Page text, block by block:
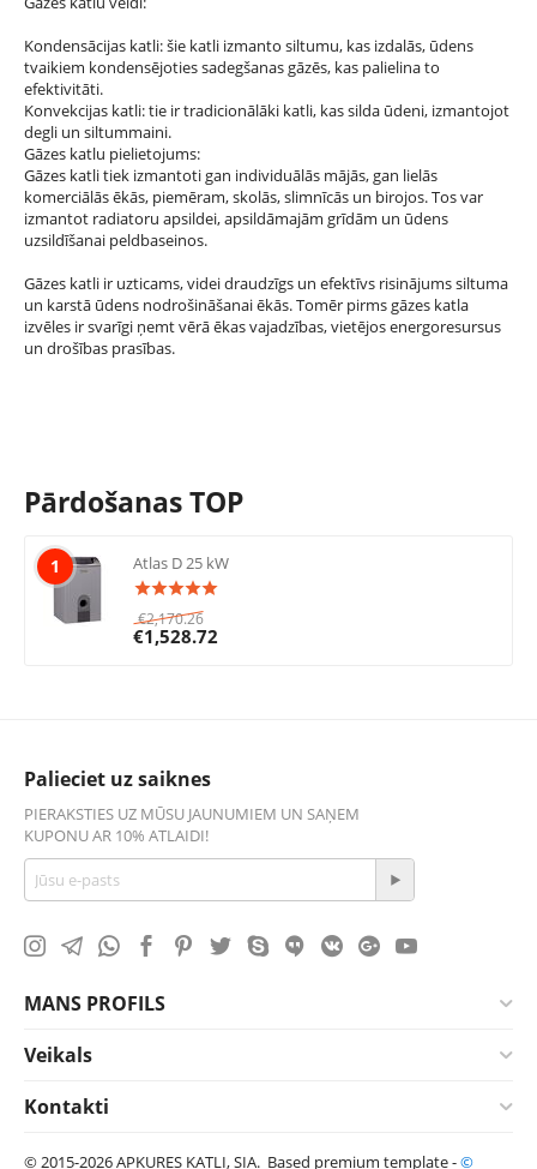
Kondensācijas katli: šie katli izmanto siltumu, kas izdalās, ūdens
tvaikiem kondensējoties sadegšanas gāzēs, kas palielina to
efektivitāti.
Konvekcijas katli: tie ir tradicionālāki katli, kas silda ūdeni, izmantojot
degli un siltummaini.
Gāzes katlu pielietojums:
Gāzes katli tiek izmantoti gan individuālās mājās, gan lielās
komerciālās ēkās, piemēram, skolās, slimnīcās un birojos. Tos var
izmantot radiatoru apsildei, apsildāmajām grīdām un ūdens
uzsildīšanai peldbaseinos.
Gāzes katli ir uzticams, videi draudzīgs un efektīvs risinājums siltuma
un karstā ūdens nodrošināšanai ēkās. Tomēr pirms gāzes katla
izvēles ir svarīgi ņemt vērā ēkas vajadzības, vietējos energoresursus
un drošības prasības.
Pārdošanas TOP
1 Atlas D 25 kW
€2,170.26
€1,528.72
Palieciet uz saiknes
PIERAKSTIES UZ MŪSU JAUNUMIEM UN SAŅEM
KUPONU AR 10% ATLAIDI!
MANS PROFILS
Veikals
Kontakti
© 2015-2026 APKURES KATLI, SIA. Based premium template -©